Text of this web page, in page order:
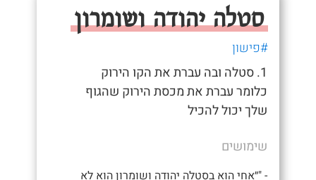
סטלה יהודה ושומרון
#פישון
1. סטלה ובה עברת את הקו הירוק
כלומר עברת את מכסת הירוק שהגוף
שלך יכול להכיל
שימושים
- "״אחי הוא בסטלה יהודה ושומרון הוא לא